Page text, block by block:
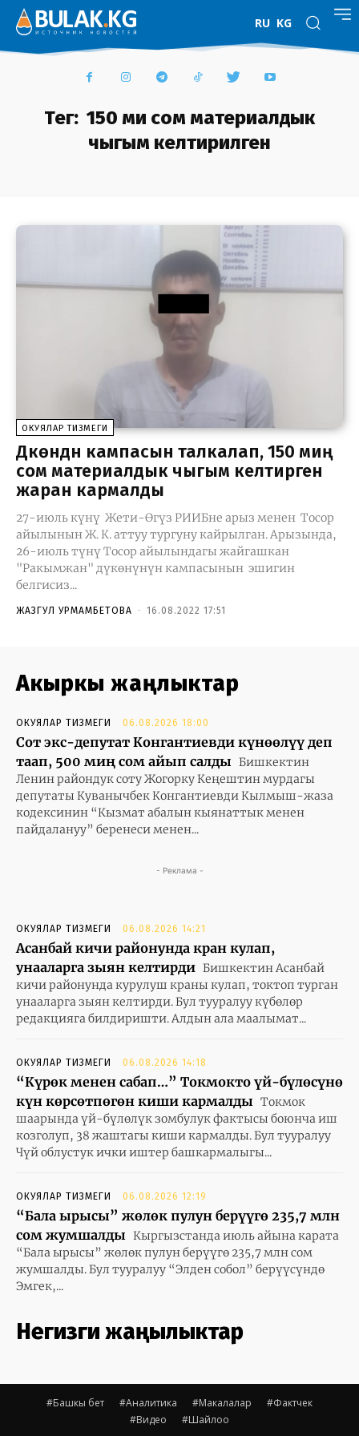
RU KG
Тег: 150 миң сом материалдык
чыгым келтирилген
ОКУЯЛАР ТИЗМЕГИ
Дүкөндүн кампасын талкалап, 150 миң
сом материалдык чыгым келтирген
жаран кармалды
27-июль күнү Жети-Өгүз РИИБне арыз менен Тосор
айылынын Ж. К. аттуу тургуну кайрылган. Арызында,
26-июль түнү Тосор айылындагы жайгашкан
"Ракымжан" дүкөнүнүн кампасынын эшигин
белгисиз...
ЖАЗГУЛ УРМАМБЕТОВА - 16.08.2022 17:51
Акыркы жаңлыктар
ОКУЯЛАР ТИЗМЕГИ 06.08.2026 18:00
Сот экс-депутат Конгантиевди күнөөлүү деп
таап, 500 миң сом айып салды Бишкектин
Ленин райондук соту Жогорку Кеңештин мурдагы
депутаты Куванычбек Конгантиевди Кылмыш-жаза
кодексинин “Кызмат абалын кыянаттык менен
пайдалануу” беренеси менен...
- Реклама -
ОКУЯЛАР ТИЗМЕГИ 06.08.2026 14:21
Асанбай кичи районунда кран кулап,
унааларга зыян келтирди Бишкектин Асанбай
кичи районунда курулуш краны кулап, токтоп турган
унааларга зыян келтирди. Бул тууралуу күбөлөр
редакцияга билдиришти. Алдын ала маалымат...
ОКУЯЛАР ТИЗМЕГИ 06.08.2026 14:18
“Күрөк менен сабап…” Токмокто үй-бүлөсүнө
күн көрсөтпөгөн киши кармалды Токмок
шаарында үй-бүлөлүк зомбулук фактысы боюнча иш
козголуп, 38 жаштагы киши кармалды. Бул тууралуу
Чүй облустук ички иштер башкармалыгы...
ОКУЯЛАР ТИЗМЕГИ 06.08.2026 12:19
“Бала ырысы” жөлөк пулун берүүгө 235,7 млн
сом жумшалды Кыргызстанда июль айына карата
“Бала ырысы” жөлөк пулун берүүгө 235,7 млн сом
жумшалды. Бул тууралуу “Элден собол” берүүсүндө
Эмгек,...
Негизги жаңылыктар
#Башкы бет #Аналитика #Макалалар
#Фактчек
#Видео
#Шайлоо